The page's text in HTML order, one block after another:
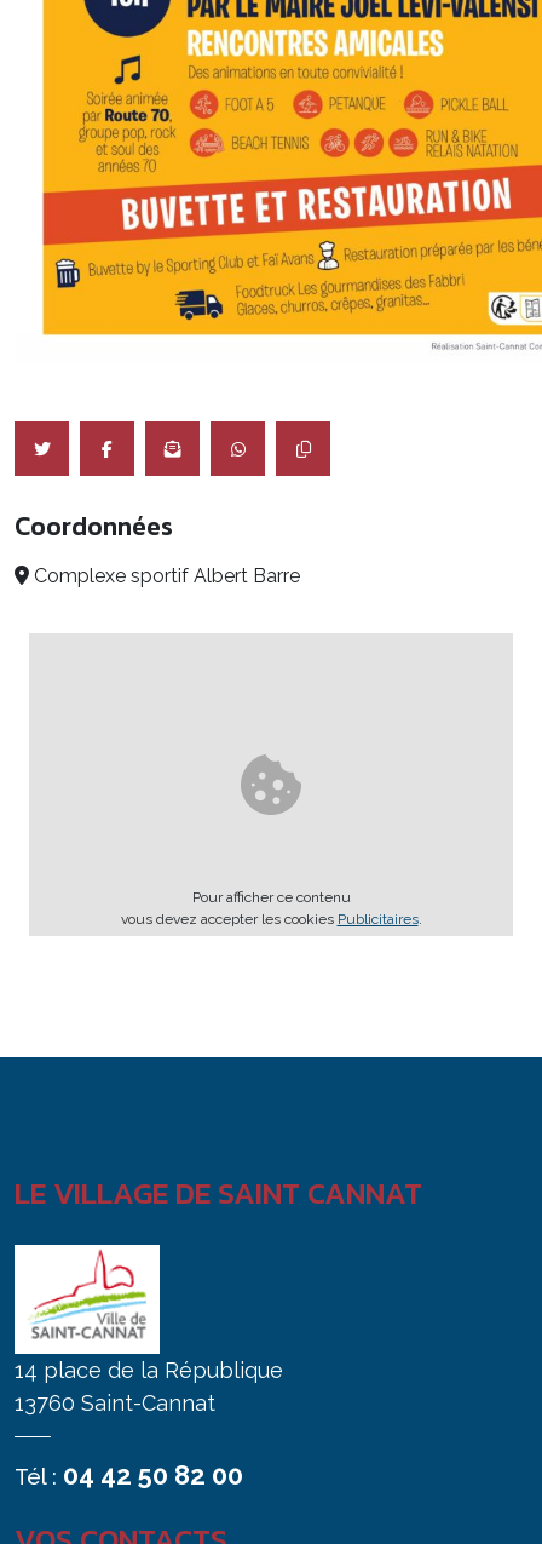
Coordonnées
Complexe sportif Albert Barre
Pour afficher ce contenu
vous devez accepter les cookies Publicitaires.
LE VILLAGE DE SAINT CANNAT
14 place de la République
13760 Saint-Cannat
Tél : 04 42 50 82 00